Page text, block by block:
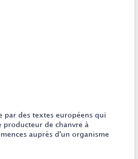
par des textes européens qui
de chanvre à
auprès d'un organisme